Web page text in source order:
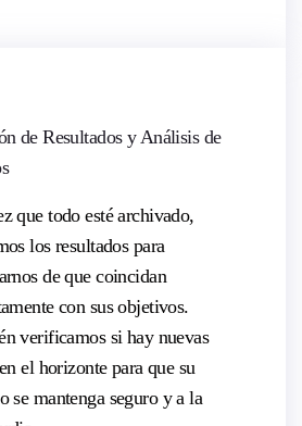
de Resultados y Análisis de
que todo esté archivado,
los resultados para
de que coincidan
con sus objetivos.
verificamos si hay nuevas
el horizonte para que su
se mantenga seguro y a la